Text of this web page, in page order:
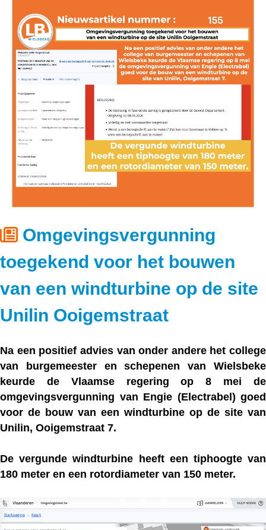
Omgevingsvergunning
toegekend voor het bouwen
van een windturbine op de site
Unilin Ooigemstraat
Na een positief advies van onder andere het college
van burgemeester en schepenen van Wielsbeke
keurde de Vlaamse regering op 8 mei de
omgevingsvergunning van Engie (Electrabel) goed
voor de bouw van een windturbine op de site van
Unilin, Ooigemstraat 7.
De vergunde windturbine heeft een tiphoogte van
180 meter en een rotordiameter van 150 meter.